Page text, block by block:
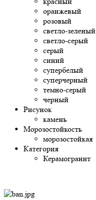
оранжевый
розовый
светло-зеленый
светло-серый
серый
синий
супербелый
суперчерный
темно-серый
черный
Рисунок
камень
Морозостойкость
морозостойкая
Категория
Керамогранит